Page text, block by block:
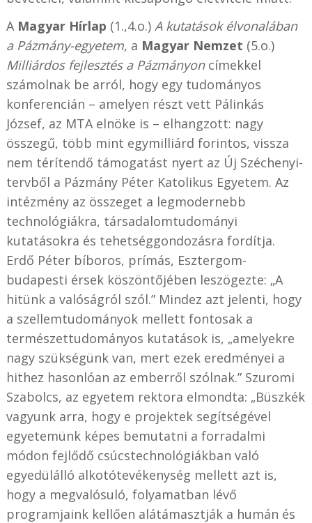
A Magyar Hírlap (1.,4.o.) A kutatások élvonalában
a Pázmány-egyetem, a Magyar Nemzet (5.o.)
Milliárdos fejlesztés a Pázmányon címekkel
számolnak be arról, hogy egy tudományos
konferencián – amelyen részt vett Pálinkás
József, az MTA elnöke is – elhangzott: nagy
összegű, több mint egymilliárd forintos, vissza
nem térítendő támogatást nyert az Új Széchenyi-
tervből a Pázmány Péter Katolikus Egyetem. Az
intézmény az összeget a legmodernebb
technológiákra, társadalomtudományi
kutatásokra és tehetséggondozásra fordítja.
Erdő Péter bíboros, prímás, Esztergom-
budapesti érsek köszöntőjében leszögezte: „A
hitünk a valóságról szól.” Mindez azt jelenti, hogy
a szellemtudományok mellett fontosak a
természettudományos kutatások is, „amelyekre
nagy szükségünk van, mert ezek eredményei a
hithez hasonlóan az emberről szólnak.” Szuromi
Szabolcs, az egyetem rektora elmondta: „Büszkék
vagyunk arra, hogy e projektek segítségével
egyetemünk képes bemutatni a forradalmi
módon fejlődő csúcstechnológiákban való
egyedülálló alkotótevékenység mellett azt is,
hogy a megvalósuló, folyamatban lévő
programjaink kellően alátámasztják a humán és